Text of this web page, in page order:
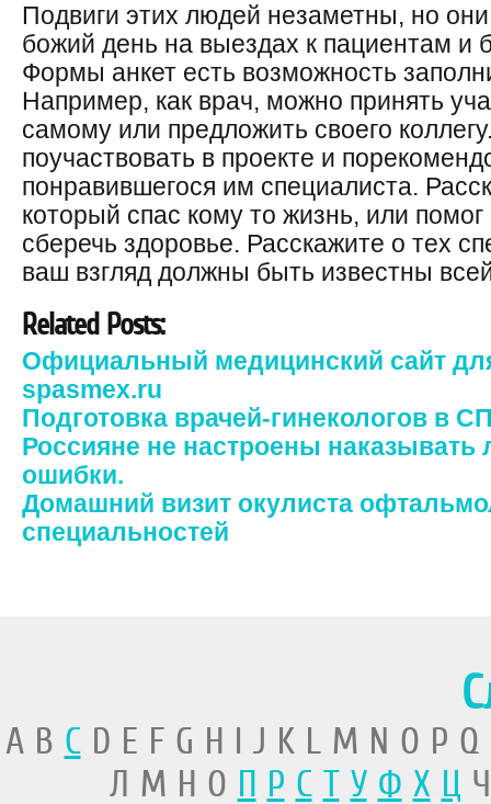
Подвиги этих людей незаметны, но
божий день на выездах к пациентам и
Формы анкет есть возможность
Например, как врач, можно принять
самому или предложить своего
поучаствовать в проекте и
понравившегося им специалиста.
который спас кому то жизнь, или
сберечь здоровье. Расскажите о тех
ваш взгляд должны быть известны
Related Posts:
Официальный медицинский сайт
spasmex.ru
Подготовка врачей-гинекологов в
Россияне не настроены наказывать
ошибки.
Домашний визит окулиста
специальностей
A B CD E F G H I J K L M N O P
Л М Н О П Р С Т У Ф Х Ц